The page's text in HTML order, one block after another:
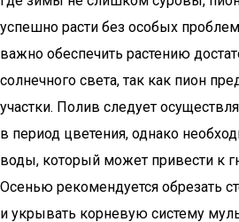
успешно расти без особых
важно обеспечить растению
солнечного света, так как пион
участки. Полив следует
в период цветения, однако
воды, который может привести к
Осенью рекомендуется обрезать
и укрывать корневую систему